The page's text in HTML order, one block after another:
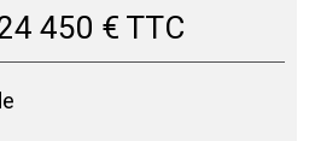
450 € TTC